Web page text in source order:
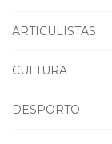
ARTICULISTAS
CULTURA
DESPORTO